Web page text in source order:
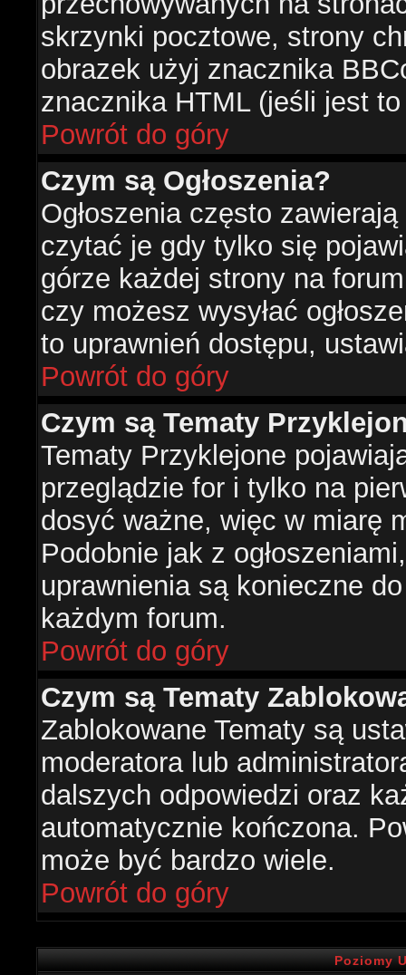
skrzynki pocztowe, strony
obrazek użyj znacznika
znacznika HTML (jeśli jest
Powrót do góry
Czym są Ogłoszenia?
Ogłoszenia często
czytać je gdy tylko się
górze każdej strony na
czy możesz wysyłać
to uprawnień dostępu,
Powrót do góry
Czym są Tematy
Tematy Przyklejone
przeglądzie for i tylko na
dosyć ważne, więc w miarę
Podobnie jak z
uprawnienia są konieczne
każdym forum.
Powrót do góry
Czym są Tematy
Zablokowane Tematy są
moderatora lub
dalszych odpowiedzi oraz
automatycznie kończona.
może być bardzo wiele.
Powrót do góry
Poziomy